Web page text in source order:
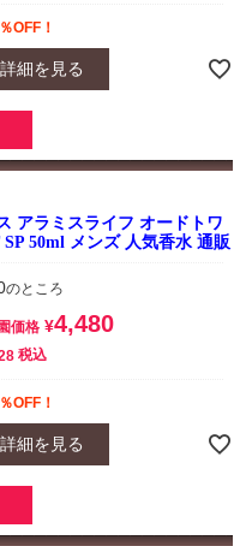
OFF！
詳細を見る
アラミスライフ オードトワ
SP 50ml メンズ 人気香水 通販
のところ
価格 ¥4,480
税込
OFF！
詳細を見る